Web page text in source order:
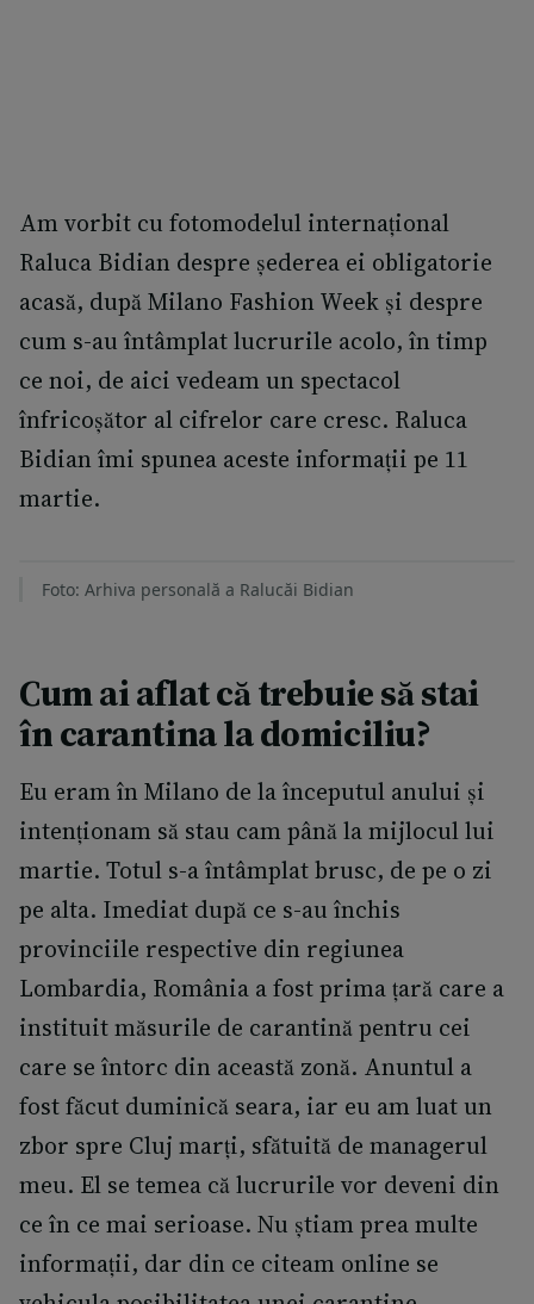
Am vorbit cu fotomodelul internațional
Raluca Bidian despre șederea ei obligatorie
acasă, după Milano Fashion Week și despre
cum s-au întâmplat lucrurile acolo, în timp
ce noi, de aici vedeam un spectacol
înfricoșător al cifrelor care cresc. Raluca
Bidian îmi spunea aceste informații pe 11
martie.
Foto: Arhiva personală a Ralucăi Bidian
Cum ai aflat că trebuie să stai
în carantina la domiciliu?
Eu eram în Milano de la începutul anului și
intenționam să stau cam până la mijlocul lui
martie. Totul s-a întâmplat brusc, de pe o zi
pe alta. Imediat după ce s-au închis
provinciile respective din regiunea
Lombardia, România a fost prima țară care a
instituit măsurile de carantină pentru cei
care se întorc din această zonă. Anuntul a
fost făcut duminică seara, iar eu am luat un
zbor spre Cluj marți, sfătuită de managerul
meu. El se temea că lucrurile vor deveni din
ce în ce mai serioase. Nu știam prea multe
informații, dar din ce citeam online se